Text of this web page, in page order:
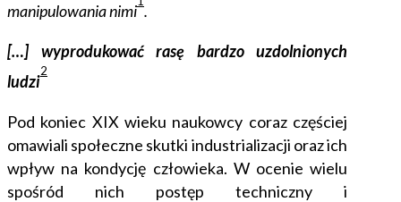
manipulowania nimi .
[…] wyprodukować rasę bardzo uzdolnionych
ludzi
2
Pod koniec XIX wieku naukowcy coraz częściej
omawiali społeczne skutki industrializacji oraz ich
wpływ na kondycję człowieka. W ocenie wielu
spośród nich postęp techniczny i